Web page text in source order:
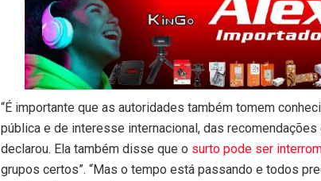
“É importante que as autoridades também tomem
pública e de interesse internacional, das
declarou. Ela também disse que o surto pode ser
grupos certos”. “Mas o tempo está passando e todos